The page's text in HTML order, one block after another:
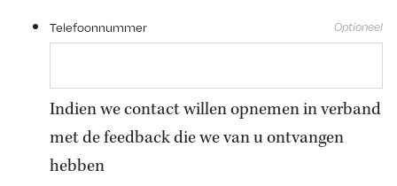
Telefoonnummer
Indien we contact willen opnemen in verband
met de feedback die we van u ontvangen
hebben